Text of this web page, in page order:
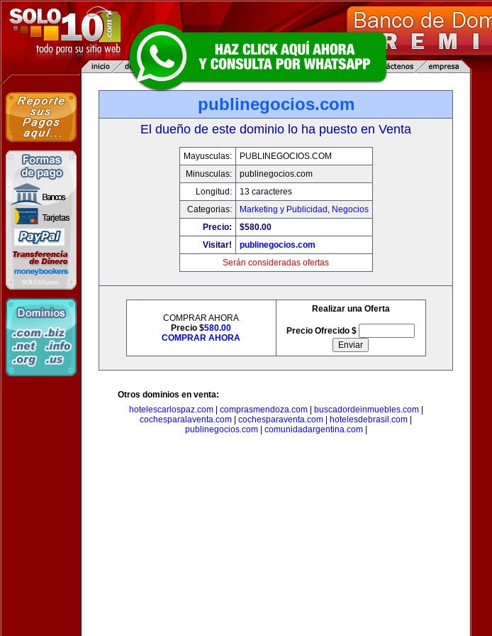
publinegocios.com
El dueño de este dominio lo ha puesto en Venta
Mayusculas:
PUBLINEGOCIOS.COM
Minusculas:
publinegocios.com
Longitud:
13 caracteres
Categorias:
Marketing y Publicidad , Negocios
Precio:
$580.00
Visitar!
publinegocios.com
Serán consideradas ofertas
COMPRAR AHORA
Precio $580.00
COMPRAR AHORA
Realizar una Oferta
Precio Ofrecido $
Otros dominios en venta:
hotelescarlospaz.com| comprasmendoza.com| buscadordeinmuebles.com|
cochesparalaventa.com
cochesparaventa.com hotelesdebrasil.com
publinegocios.com| comunidadargentina.com|